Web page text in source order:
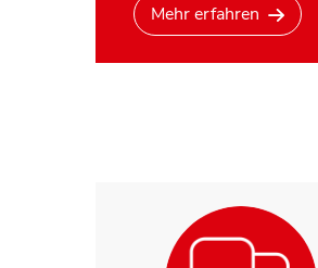
Mehr erfahren